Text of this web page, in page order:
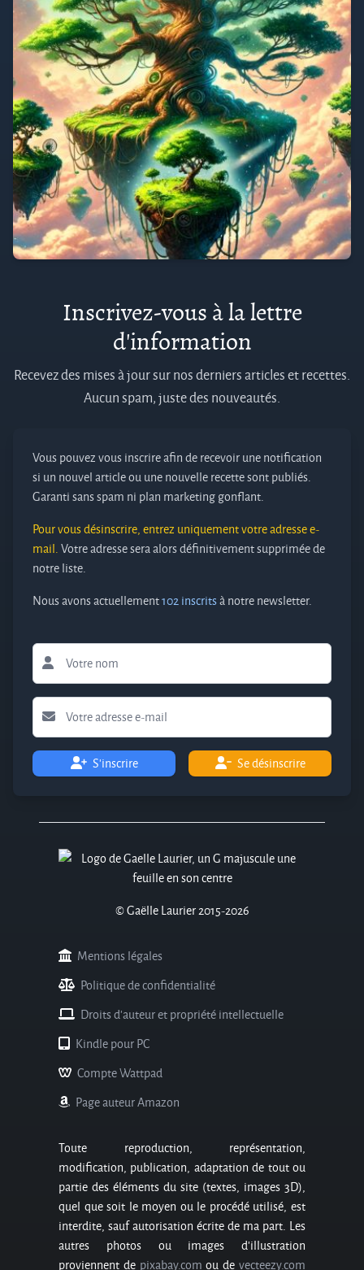
Inscrivez-vous à la lettre
d'information
Recevez des mises à jour sur nos derniers articles et recettes.
Aucun spam, juste des nouveautés.
Vous pouvez vous inscrire afin de recevoir une notification
si un nouvel article ou une nouvelle recette sont publiés.
Garanti sans spam ni plan marketing gonflant.
Pour vous désinscrire, entrez uniquement votre adresse e-
mail.Votre adresse sera alors définitivement supprimée de
notre liste.
Nous avons actuellement102 inscritsà notre newsletter.
S'inscrire Se désinscrire
© Gaëlle Laurier 2015-2026
Mentions légales
Politique de confidentialité
Droits d'auteur et propriété intellectuelle
Kindle pour PC
Compte Wattpad
Page auteur Amazon
Toute reproduction, représentation,
modification, publication, adaptation de tout ou
partie des éléments du site (textes, images 3D),
quel que soit le moyen ou le procédé utilisé, est
interdite, sauf autorisation écrite de ma part. Les
autres photos ou images d’illustration
proviennent de pixabay.com ou devecteezy.com